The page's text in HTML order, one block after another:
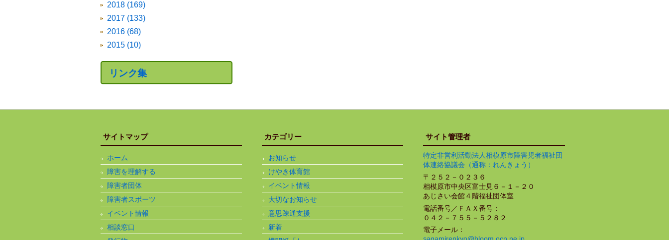
2018 (169)
2017 (133)
2016 (68)
2015 (10)
リンク集
サイトマップ
ホーム
障害を理解する
障害者団体
障害者スポーツ
イベント情報
相談窓口
カテゴリー
お知らせ
けやき体育館
イベント情報
大切なお知らせ
意思疎通支援
新着
サイト管理者
特定非営利活動法人相模原市障害児者福祉団
体連絡協議会（通称：れんきょう）
〒２５２－０２３６
相模原市中央区富士見６－１－２０
あじさい会館４階福祉団体室
電話番号／ＦＡＸ番号：
０４２－７５５－５２８２
電子メール：